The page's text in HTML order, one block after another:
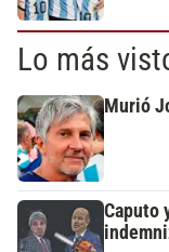
Lo más
Murió
Caputo